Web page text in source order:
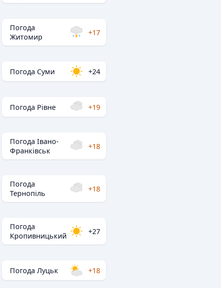
Погода
Житомир
+17
Погода Суми +24
Погода Рівне +19
Погода Івано-
Франківськ
+18
Погода
Тернопіль
+18
Погода
Кропивницький
+27
Погода Луцьк +18